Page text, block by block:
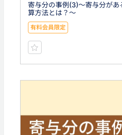
寄与分の事例(3)〜寄与分が
算方法とは？〜
有料会員限定